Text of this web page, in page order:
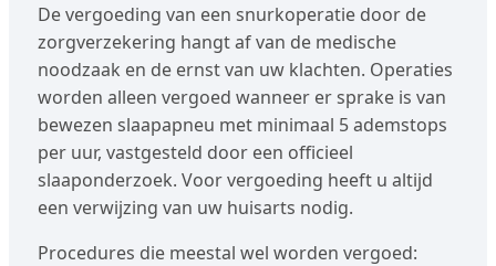
De vergoeding van een snurkoperatie door de
zorgverzekering hangt af van de medische
noodzaak en de ernst van uw klachten. Operaties
worden alleen vergoed wanneer er sprake is van
bewezen slaapapneu met minimaal 5 ademstops
per uur, vastgesteld door een officieel
slaaponderzoek. Voor vergoeding heeft u altijd
een verwijzing van uw huisarts nodig.
Procedures die meestal wel worden vergoed: